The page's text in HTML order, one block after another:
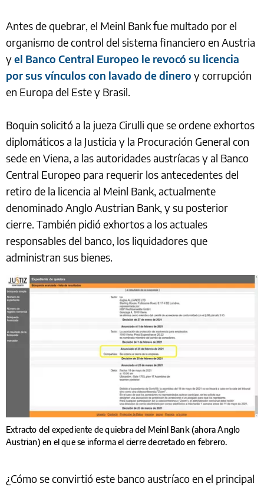
Antes de quebrar, el Meinl Bank fue multado por el
organismo de control del sistema financiero en Austria
yel Banco Central Europeo le revocó su licencia
por sus vínculos con lavado de dinero y corrupción
en Europa del Este y Brasil.
Boquin solicitó a la jueza Cirulli que se ordene exhortos
diplomáticos a la Justicia y la Procuración General con
sede en Viena, a las autoridades austríacas y al Banco
Central Europeo para requerir los antecedentes del
retiro de la licencia al Meinl Bank, actualmente
denominado Anglo Austrian Bank, y su posterior
cierre. También pidió exhortos a los actuales
responsables del banco, los liquidadores que
administran sus bienes.
Extracto del expediente de quiebra del Meinl Bank (ahora Anglo
Austrian) en el que se informa el cierre decretado en febrero.
¿Cómo se convirtió este banco austríaco en el principal